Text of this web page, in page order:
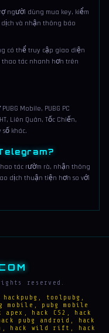
người dùng mua key, kiểm
và nhận thông báo
có thể truy cập giao diện
thao tác nhanh hơn trên
Mobile, PUBG PC
Liên Quân, Tốc Chiến,
số khác.
tác rườm rà, nhận thông
dịch thuận tiện hơn so với
rights reserved.
hackpubg, toolpubg,
mobile, pubg mobile
hack CS2, hack
pubg android, hack
hack wild rift, hack